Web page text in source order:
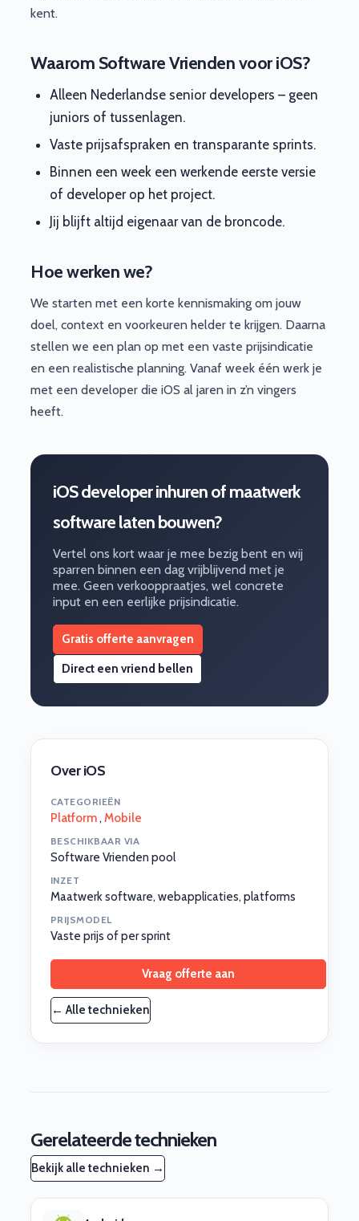
kent.
Waarom Software Vrienden voor iOS?
Alleen Nederlandse senior developers – geen
juniors of tussenlagen.
Vaste prijsafspraken en transparante sprints.
Binnen een week een werkende eerste versie
of developer op het project.
Jij blijft altijd eigenaar van de broncode.
Hoe werken we?
We starten met een korte kennismaking om jouw
doel, context en voorkeuren helder te krijgen. Daarna
stellen we een plan op met een vaste prijsindicatie
en een realistische planning. Vanaf week één werk je
met een developer die iOS al jaren in z’n vingers
heeft.
iOS developer inhuren of maatwerk
software laten bouwen?
Vertel ons kort waar je mee bezig bent en wij
sparren binnen een dag vrijblijvend met je
mee. Geen verkooppraatjes, wel concrete
input en een eerlijke prijsindicatie.
Gratis offerte aanvragen
Direct een vriend bellen
Over iOS
CATEGORIEËN
Platform, Mobile
BESCHIKBAAR VIA
Software Vrienden pool
INZET
Maatwerk software, webapplicaties, platforms
PRIJSMODEL
Vaste prijs of per sprint
Vraag offerte aan
← Alle technieken
Gerelateerde technieken
Bekijk alle technieken →